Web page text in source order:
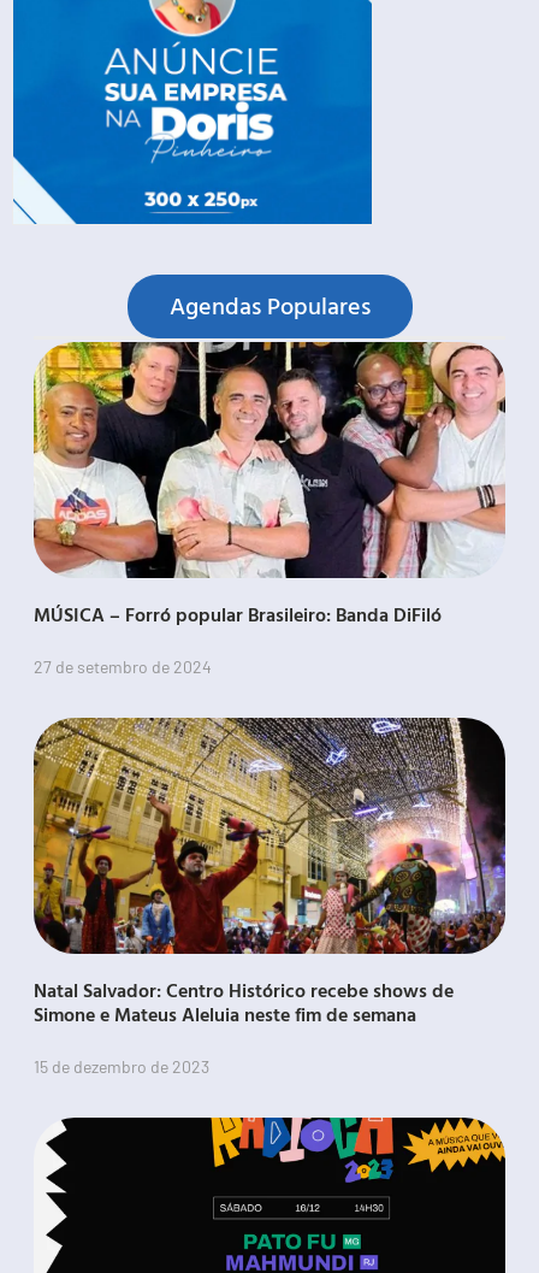
Agendas Populares
MÚSICA – Forró popular Brasileiro: Banda DiFiló
27 de setembro de 2024
Natal Salvador: Centro Histórico recebe shows de
Simone e Mateus Aleluia neste fim de semana
15 de dezembro de 2023